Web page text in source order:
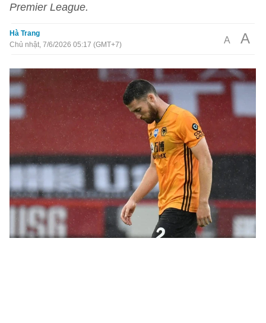
Premier League.
Hà Trang
Chủ nhật, 7/6/2026 05:17 (GMT+7)
A A